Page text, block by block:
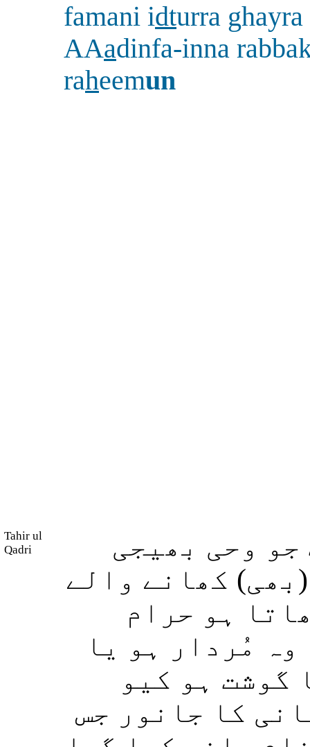
famani idturra ghayra
AAadinfa-inna
raheemun
Tahir ul
Qadri
وحی بھیجی
کھانے والے
ہو حرام
مُردار ہو یا
گوشت ہو کیو
کا جانور جس